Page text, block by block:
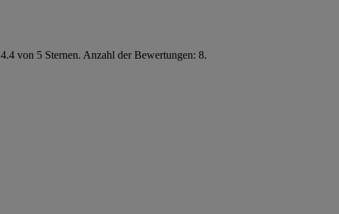
4.4 von 5 Sternen. Anzahl der Bewertungen: 8.